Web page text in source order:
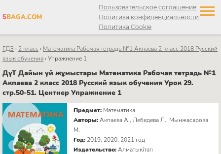
5BAGA.COM
Пользовательское соглашение
Политика конфиденциальности
Политика Cookie
ГДЗ › 2 класс › Математика Рабочая тетрадь №1 Акпаева 2 класс 2018 Русский
язык обучения›Упражнение 1
ДүТ Дайын үй жұмыстары Математика Рабочая тетрадь №1
Акпаева 2 класс 2018 Русский язык обучения Урок 29.
стр.50-51. Центнер Упражнение 1
Предмет: Математика
Авторы:Акпаева А., Лебедева Л., Мынжасарова
М.
Год: 2019, 2020, 2021 год
Издательство:Алматыкітап